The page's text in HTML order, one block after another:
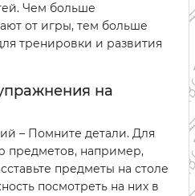
Чем больше
от игры, тем больше
тренировки и развития
на
– Помните детали. Для
предметов, например,
предметы на столе
посмотреть на них в